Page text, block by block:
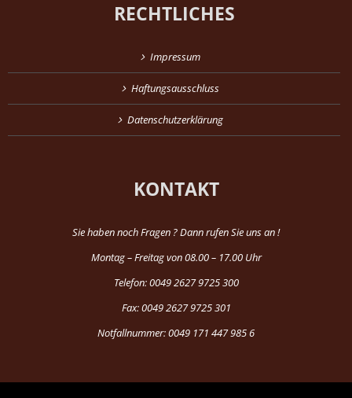
RECHTLICHES
Impressum
Haftungsausschluss
Datenschutzerklärung
KONTAKT
Sie haben noch Fragen ? Dann rufen Sie uns an !
Montag – Freitag von 08.00 – 17.00 Uhr
Telefon: 0049 2627 9725 300
Fax: 0049 2627 9725 301
Notfallnummer: 0049 171 447 985 6